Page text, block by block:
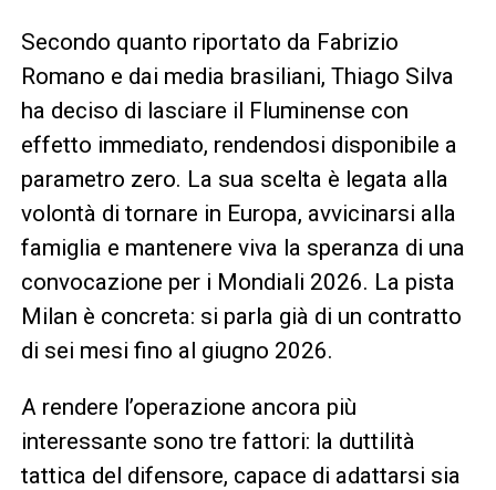
Secondo quanto riportato da Fabrizio
Romano e dai media brasiliani, Thiago Silva
ha deciso di lasciare il Fluminense con
effetto immediato, rendendosi disponibile a
parametro zero. La sua scelta è legata alla
volontà di tornare in Europa, avvicinarsi alla
famiglia e mantenere viva la speranza di una
convocazione per i Mondiali 2026. La pista
Milan è concreta: si parla già di un contratto
di sei mesi fino al giugno 2026.
A rendere l’operazione ancora più
interessante sono tre fattori: la duttilità
tattica del difensore, capace di adattarsi sia